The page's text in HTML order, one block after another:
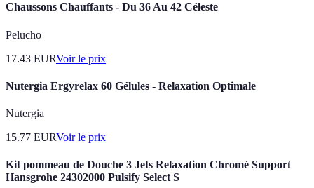
Chaussons Chauffants - Du 36 Au 42 Céleste
Pelucho
17.43 EURVoir le prix
Nutergia Ergyrelax 60 Gélules - Relaxation Optimale
Nutergia
15.77 EURVoir le prix
Kit pommeau de Douche 3 Jets Relaxation Chromé Support
Hansgrohe 24302000 Pulsify Select S